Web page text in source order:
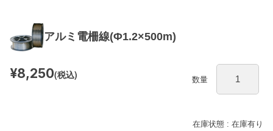
アルミ電柵線(Φ1.2×500m)
在庫状態 : 在庫有り
¥8,250(税込) 数量